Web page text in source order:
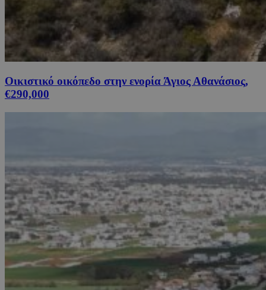
Οικιστικό οικόπεδο στην ενορία Άγιος Αθανάσιος,
€290,000